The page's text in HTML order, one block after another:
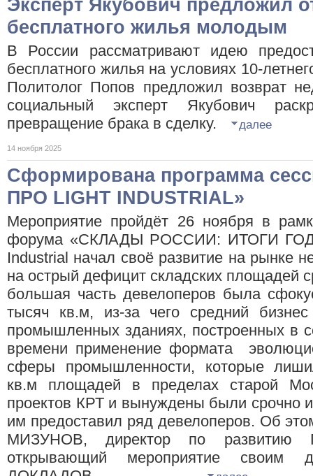
бесплатного жилья молодым
В России рассматривают идею
бесплатного жилья на условиях 10-
Политолог Попов предложил возврат
социальный эксперт Якубович
превращение брака в сделку.
далее
14 ноября 2025
Сформирована программа
ПРО LIGHT INDUSTRIAL»
Мероприятие пройдёт 26 ноября в
форума «СКЛАДЫ РОССИИ: ИТОГИ
Industrial начал своё развитие на рынке
на острый дефицит складских площадей
большая часть девелоперов была
тысяч кв.м, из-за чего средний
промышленных зданиях, построенных в
времени применение формата
сферы промышленности, которые
кв.м площадей в пределах старой
проектов КРТ и вынуждены были срочно
им предоставил ряд девелоперов. Об
МИЗУНОВ, директор по
открывающий мероприятие